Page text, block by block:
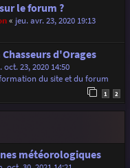
le forum ?
« jeu. avr. 23, 2020 19:13
d'Orages
oct. 23, 2020 14:50
du site et du forum
1 2
météorologiques